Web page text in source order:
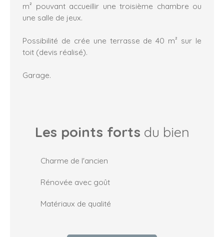
m² pouvant accueillir une troisième chambre ou
une salle de jeux.
Possibilité de crée une terrasse de 40 m² sur le
toit (devis réalisé).
Garage.
Les points forts du bien
Charme de l'ancien
Rénovée avec goût
Matériaux de qualité